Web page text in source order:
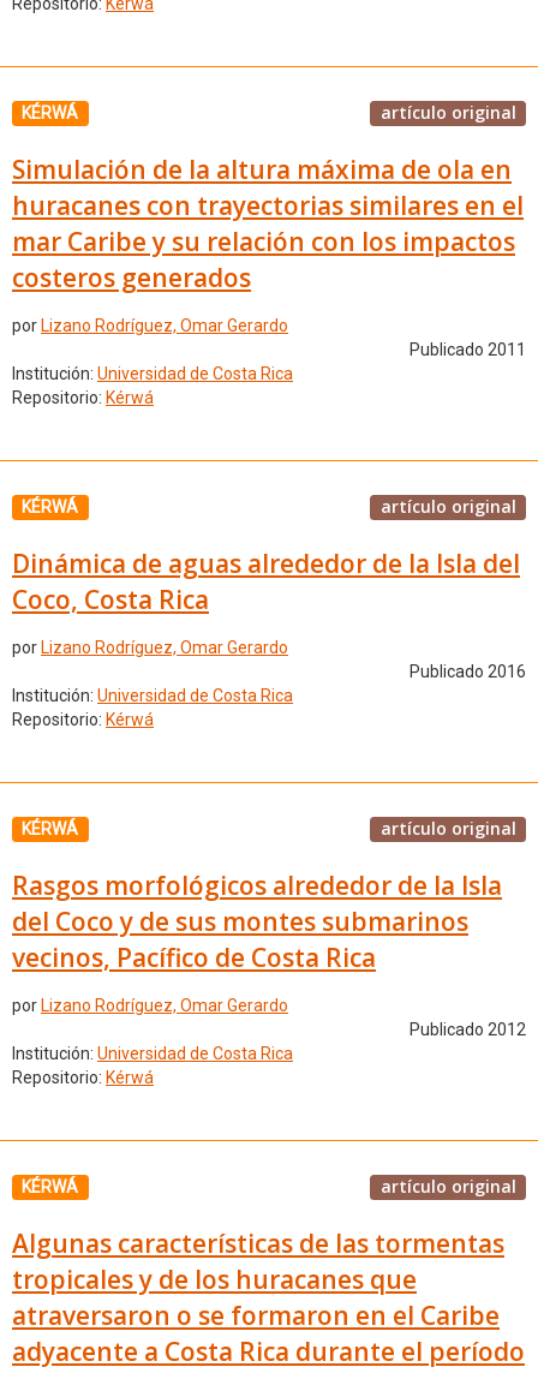
Repositorio: Kérwá
KÉRWÁ artículo original
Simulación de la altura máxima de ola en
huracanes con trayectorias similares en el
mar Caribe y su relación con los impactos
costeros generados
por Lizano Rodríguez, Omar Gerardo
Publicado 2011
Institución: Universidad de Costa Rica
Repositorio: Kérwá
KÉRWÁ artículo original
Dinámica de aguas alrededor de la Isla del
Coco, Costa Rica
por Lizano Rodríguez, Omar Gerardo
Publicado 2016
Institución: Universidad de Costa Rica
Repositorio: Kérwá
KÉRWÁ artículo original
Rasgos morfológicos alrededor de la Isla
del Coco y de sus montes submarinos
vecinos, Pacífico de Costa Rica
por Lizano Rodríguez, Omar Gerardo
Publicado 2012
Institución: Universidad de Costa Rica
Repositorio: Kérwá
KÉRWÁ artículo original
Algunas características de las tormentas
tropicales y de los huracanes que
atraversaron o se formaron en el Caribe
adyacente a Costa Rica durante el período